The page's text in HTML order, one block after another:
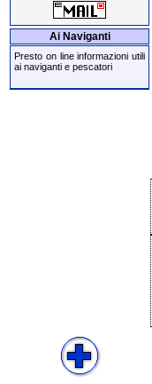
Ai Naviganti
Presto on line informazioni utili
ai naviganti e pescatori